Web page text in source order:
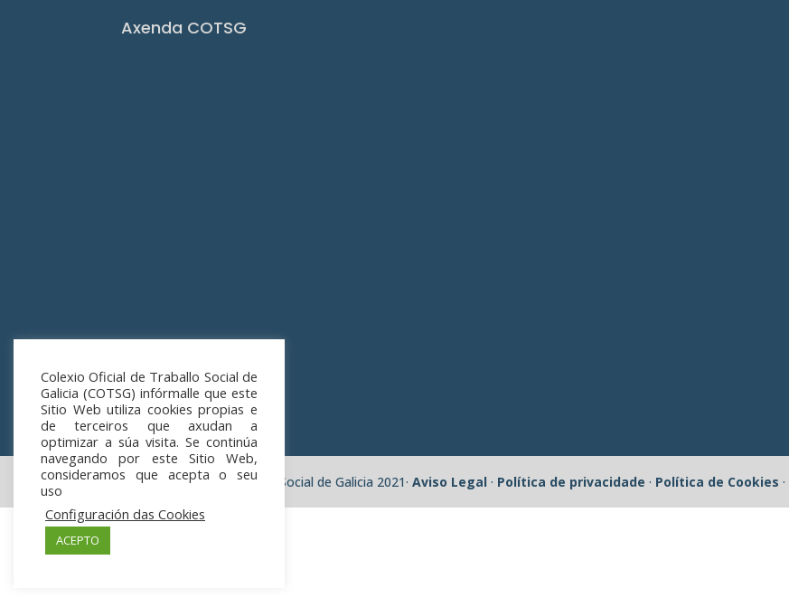
Axenda COTSG
Colexio Oficial de Traballo Social de Galicia 2021·Aviso Legal · Política de privacidade · Política de Cookies ·
Colexio Oficial de Traballo Social de
Galicia (COTSG) infórmalle que este
Sitio Web utiliza cookies propias e
de terceiros que axudan a
optimizar a súa visita. Se continúa
navegando por este Sitio Web,
consideramos que acepta o seu
uso
Configuración das Cookies
ACEPTO